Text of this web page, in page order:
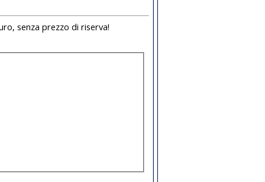
senza prezzo di riserva!